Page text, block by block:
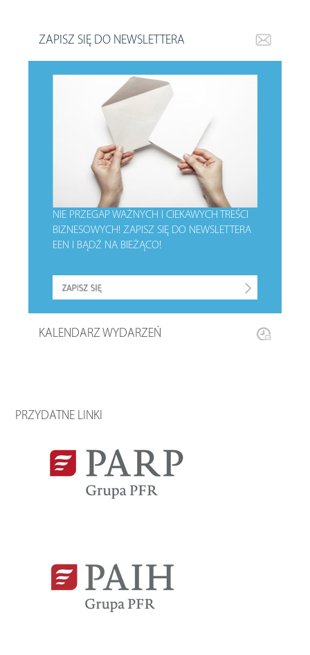
ZAPISZ SIĘ DO NEWSLETTERA
NIE PRZEGAP WAŻNYCH I CIEKAWYCH TREŚCI
BIZNESOWYCH!ZAPISZ SIĘ DO NEWSLETTERA
EEN I BĄDŹ NA BIEŻĄCO!
KALENDARZ WYDARZEŃ
PRZYDATNE LINKI